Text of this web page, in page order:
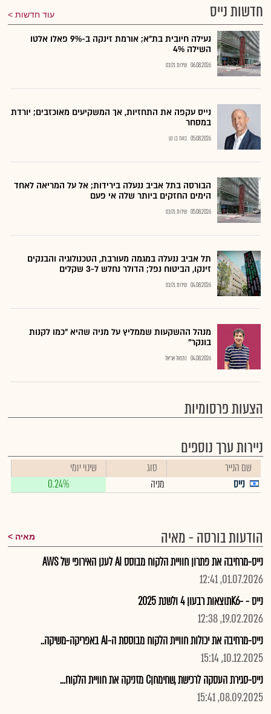
חדשות נייס עוד חדשות
נעילה חיובית בת"א; אורמת זינקה ב-9% פאלו אלטו
השילה 4%
06.08.2026 שירות גלובס
נייס עקפה את התחזיות, אך המשקיעים מאוכזבים; יורדת
במסחר
05.08.2026 בועז בן נון
הבורסה בתל אביב ננעלה בירידות; אל על המריאה לאחד
הימים החזקים ביותר שלה אי פעם
05.08.2026 שירות גלובס
תל אביב ננעלה במגמה מעורבת, הטכנולוגיה והבנקים
זינקו, הביטוח נפל; הדולר נחלש ל-3 שקלים
04.08.2026 שירות גלובס
מנהל ההשקעות שממליץ על מניה שהיא "כמו לקנות
בונקר"
04.08.2026 נתנאל אריאל
הצעות פרסומיות
ניירות ערך נוספים
שם הנייר סוג
שינוי יומי
נייס
מניה 0.24%
הודעות בורסה - מאיה מאיה
נייס-מרחיבה את פתרון חוויית הלקוח מבוסס AI לענן האירופי של AWS
01.07.2026, 12:41
נייס - -K6תוצאות רבעון 4 ולשנת 2025
19.02.2026, 12:38
נייס-מרחיבה את יכולות חוויית הלקוח מבוססת ה-AI באפריקה-משיקה..
10.12.2025, 15:14
נייס-סגירת העסקה לרכישת ,שחימחןC מזניקה את חוויית הלקוח...
08.09.2025, 15:41